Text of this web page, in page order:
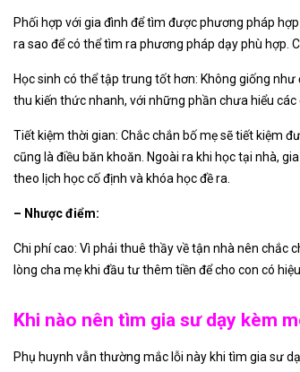
Phối hợp với gia đình để tìm được phương pháp
ra sao để có thể tìm ra phương pháp dạy phù hợp.
Học sinh có thể tập trung tốt hơn: Không giống
thu kiến thức nhanh, với những phần chưa hiểu
Tiết kiệm thời gian: Chắc chắn bố mẹ sẽ tiết kiệm
cũng là điều băn khoăn. Ngoài ra khi học tại nhà,
theo lịch học cố định và khóa học đề ra.
– Nhược điểm:
Chi phí cao: Vì phải thuê thầy về tận nhà nên chắc
lòng cha mẹ khi đầu tư thêm tiền để cho con có
Khi nào nên tìm gia sư dạy kèm
Phụ huynh vẫn thường mắc lỗi này khi tìm gia sư